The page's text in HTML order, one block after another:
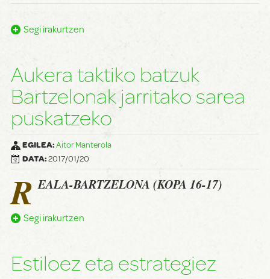
Segi irakurtzen
Aukera taktiko batzuk
Bartzelonak jarritako sarea
puskatzeko
EGILEA:Aitor Manterola
DATA:2017/01/20
R EALA-BARTZELONA (KOPA 16-17)
Segi irakurtzen
Estiloez eta estrategiez